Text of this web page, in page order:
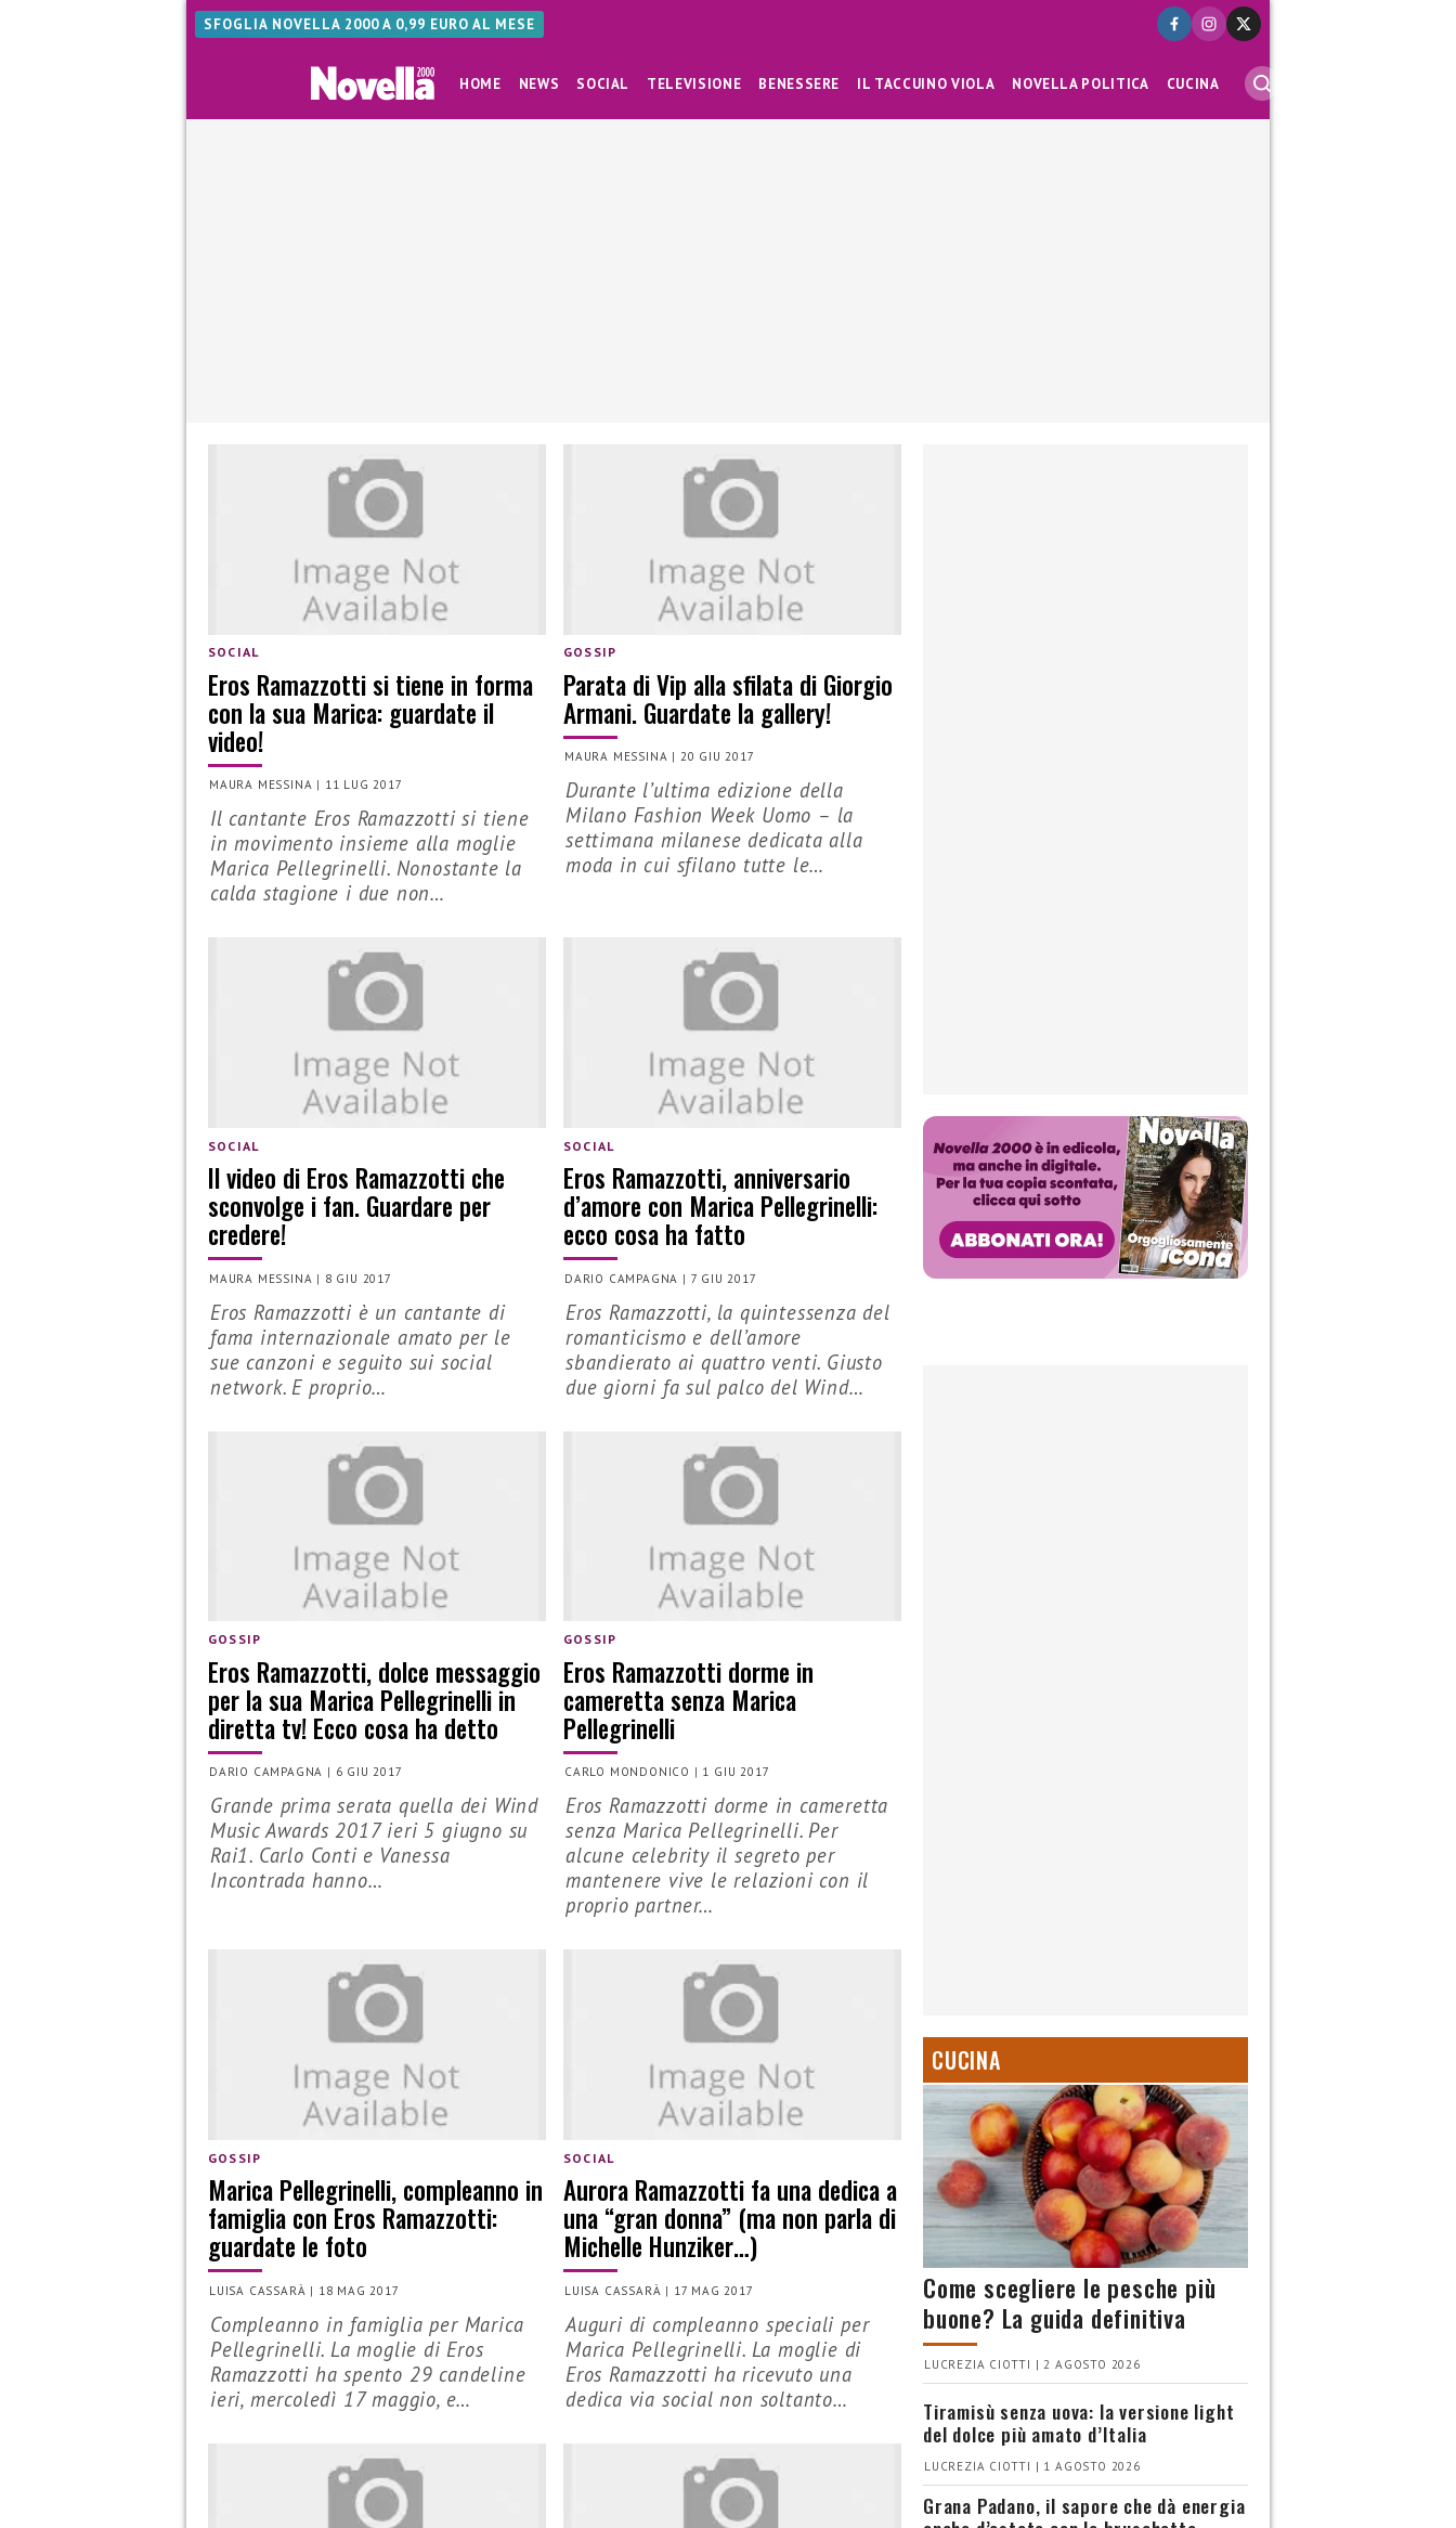
SFOGLIA NOVELLA 2000 A 0,99 EURO AL MESE
HOME NEWS SOCIAL TELEVISIONE BENESSERE IL TACCUINO VIOLA NOVELLA POLITICA CUCINA
SOCIAL
Eros Ramazzotti si tiene in forma
con la sua Marica: guardate il
video!
MAURA MESSINA | 11 LUG 2017
Il cantante Eros Ramazzotti si tiene
in movimento insieme alla moglie
Marica Pellegrinelli. Nonostante la
calda stagione i due non…
GOSSIP
Parata di Vip alla sfilata di Giorgio
Armani. Guardate la gallery!
MAURA MESSINA | 20 GIU 2017
Durante l’ultima edizione della
Milano Fashion Week Uomo – la
settimana milanese dedicata alla
moda in cui sfilano tutte le…
SOCIAL
Il video di Eros Ramazzotti che
sconvolge i fan. Guardare per
credere!
MAURA MESSINA | 8 GIU 2017
Eros Ramazzotti è un cantante di
fama internazionale amato per le
sue canzoni e seguito sui social
network. E proprio…
SOCIAL
Eros Ramazzotti, anniversario
d’amore con Marica Pellegrinelli:
ecco cosa ha fatto
DARIO CAMPAGNA | 7 GIU 2017
Eros Ramazzotti, la quintessenza del
romanticismo e dell’amore
sbandierato ai quattro venti. Giusto
due giorni fa sul palco del Wind…
GOSSIP
Eros Ramazzotti, dolce messaggio
per la sua Marica Pellegrinelli in
diretta tv! Ecco cosa ha detto
DARIO CAMPAGNA | 6 GIU 2017
Grande prima serata quella dei Wind
Music Awards 2017 ieri 5 giugno su
Rai1. Carlo Conti e Vanessa
Incontrada hanno…
GOSSIP
Eros Ramazzotti dorme in
cameretta senza Marica
Pellegrinelli
CARLO MONDONICO | 1 GIU 2017
Eros Ramazzotti dorme in cameretta
senza Marica Pellegrinelli. Per
alcune celebrity il segreto per
mantenere vive le relazioni con il
proprio partner…
GOSSIP
Marica Pellegrinelli, compleanno in
famiglia con Eros Ramazzotti:
guardate le foto
LUISA CASSARÀ | 18 MAG 2017
Compleanno in famiglia per Marica
Pellegrinelli. La moglie di Eros
Ramazzotti ha spento 29 candeline
ieri, mercoledì 17 maggio, e…
SOCIAL
Aurora Ramazzotti fa una dedica a
una “gran donna” (ma non parla di
Michelle Hunziker…)
LUISA CASSARÀ | 17 MAG 2017
Auguri di compleanno speciali per
Marica Pellegrinelli. La moglie di
Eros Ramazzotti ha ricevuto una
dedica via social non soltanto…
CUCINA
Come scegliere le pesche più
buone? La guida definitiva
LUCREZIA CIOTTI | 2 AGOSTO 2026
Tiramisù senza uova: la versione light
del dolce più amato d’Italia
LUCREZIA CIOTTI | 1 AGOSTO 2026
Grana Padano, il sapore che dà energia